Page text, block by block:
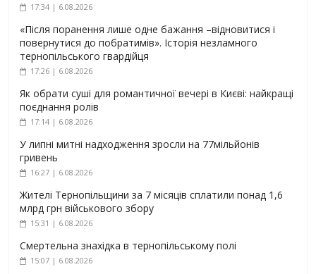
17:34 | 6.08.2026
«Після поранення лише одне бажання –відновитися і
повернутися до побратимів». Історія незламного
тернопільського гвардійця
17:26 | 6.08.2026
Як обрати суші для романтичної вечері в Києві: найкращі
поєднання ролів
17:14 | 6.08.2026
У липні митні надходження зросли на 77мільйонів
гривень
16:27 | 6.08.2026
Жителі Тернопільщини за 7 місяців сплатили понад 1,6
млрд грн військового збору
15:31 | 6.08.2026
Смертельна знахідка в тернопільському полі
15:07 | 6.08.2026